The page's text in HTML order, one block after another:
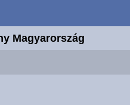
Magyarország